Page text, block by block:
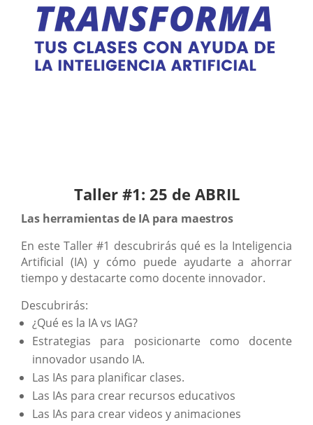
Taller #1: 25 de ABRIL
Las herramientas de IA para maestros
En este Taller #1 descubrirás qué es la Inteligencia
Artificial (IA) y cómo puede ayudarte a ahorrar
tiempo y destacarte como docente innovador.
Descubrirás:
¿Qué es la IA vs IAG?
Estrategias para posicionarte como docente
innovador usando IA.
Las IAs para planificar clases.
Las IAs para crear recursos educativos
Las IAs para crear videos y animaciones